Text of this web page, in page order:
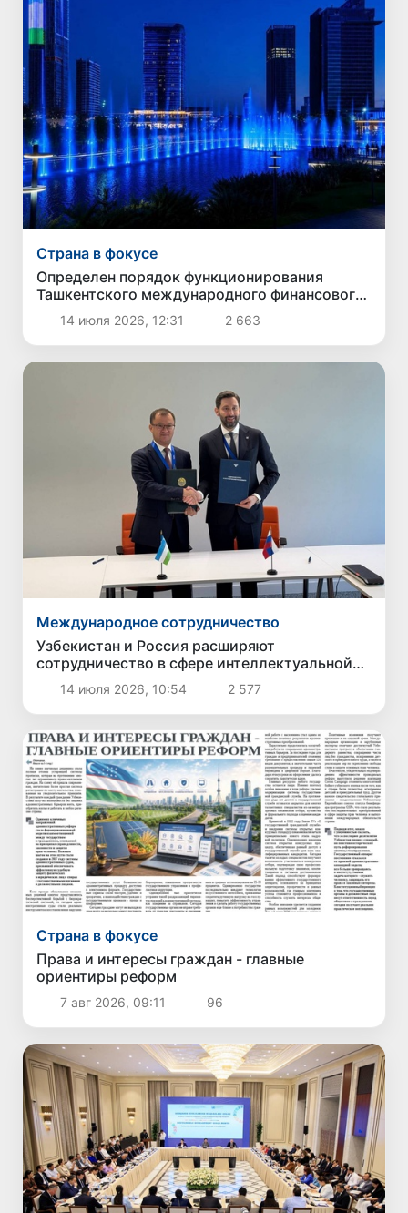
Страна в фокусе
Определен порядок функционирования
Ташкентского международного финансового
14 июля 2026, 12:31 2 663
Международное сотрудничество
Узбекистан и Россия расширяют
сотрудничество в сфере интеллектуальной
собственности
14 июля 2026, 10:54 2 577
Страна в фокусе
Права и интересы граждан - главные
ориентиры реформ
7 авг 2026, 09:11 96